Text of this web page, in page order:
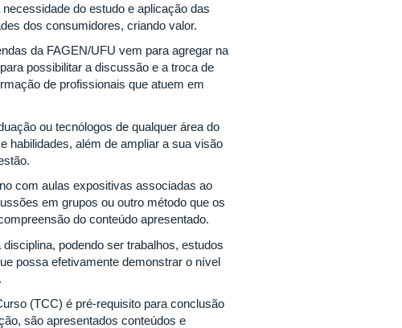
do estudo e aplicação das
dos consumidores, criando valor.
da FAGEN/UFU vem para agregar na
possibilitar a discussão e a troca de
de profissionais que atuem em
ou tecnólogos de qualquer área do
habilidades, além de ampliar a sua visão
com aulas expositivas associadas ao
em grupos ou outro método que os
do conteúdo apresentado.
podendo ser trabalhos, estudos
possa efetivamente demonstrar o nível
(TCC) é pré-requisito para conclusão
são apresentados conteúdos e